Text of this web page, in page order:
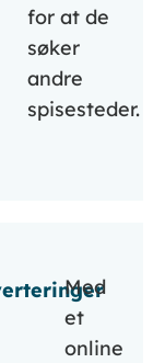
for at de
søker
andre
spisesteder.
Med
et
online